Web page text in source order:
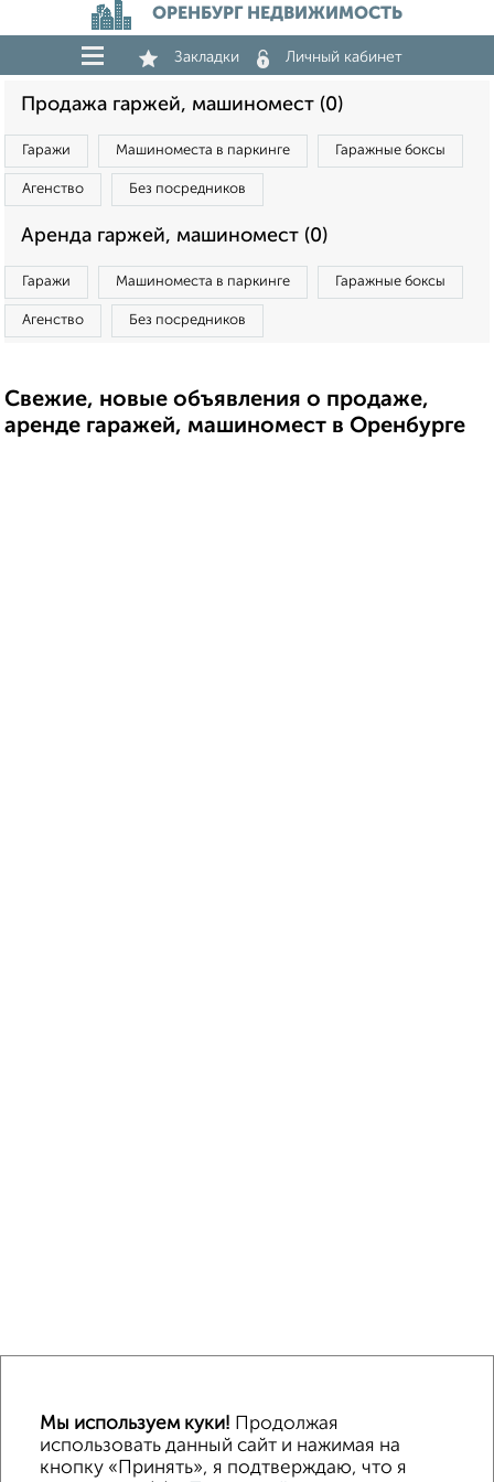
ОРЕНБУРГ НЕДВИЖИМОСТЬ
Закладки Личный кабинет
Продажа гаржей, машиномест (0)
Гаражи Машиноместа в паркинге Гаражные боксы
Агенство Без посредников
Аренда гаржей, машиномест (0)
Гаражи Машиноместа в паркинге Гаражные боксы
Агенство Без посредников
Свежие, новые объявления о продаже,
аренде гаражей, машиномест в Оренбурге
Мы используем куки! Продолжая
использовать данный сайт и нажимая на
кнопку «Принять», я подтверждаю, что я